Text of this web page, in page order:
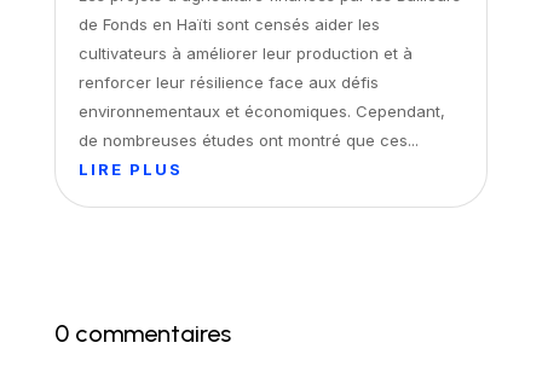
de Fonds en Haïti sont censés aider les
cultivateurs à améliorer leur production et à
renforcer leur résilience face aux défis
environnementaux et économiques. Cependant,
de nombreuses études ont montré que ces...
LIRE PLUS
0 commentaires